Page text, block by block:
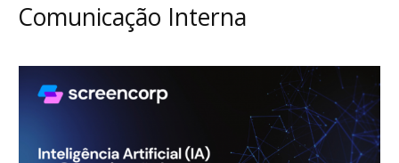
Comunicação Interna